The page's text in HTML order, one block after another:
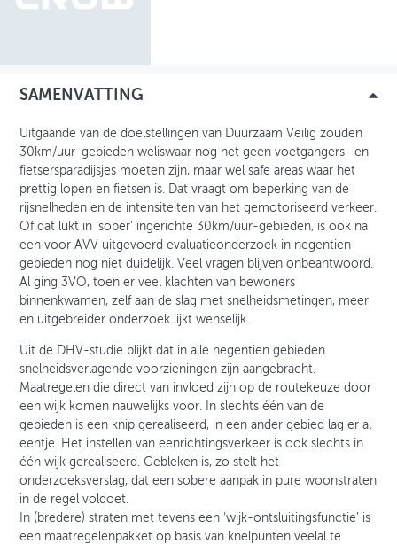
SAMENVATTING
Uitgaande van de doelstellingen van Duurzaam Veilig zouden
30km/uur-gebieden weliswaar nog net geen voetgangers- en
fietsersparadijsjes moeten zijn, maar wel safe areas waar het
prettig lopen en fietsen is. Dat vraagt om beperking van de
rijsnelheden en de intensiteiten van het gemotoriseerd verkeer.
Of dat lukt in ‘sober’ ingerichte 30km/uur-gebieden, is ook na
een voor AVV uitgevoerd evaluatieonderzoek in negentien
gebieden nog niet duidelijk. Veel vragen blijven onbeantwoord.
Al ging 3VO, toen er veel klachten van bewoners
binnenkwamen, zelf aan de slag met snelheidsmetingen, meer
en uitgebreider onderzoek lijkt wenselijk.
Uit de DHV-studie blijkt dat in alle negentien gebieden
snelheidsverlagende voorzieningen zijn aangebracht.
Maatregelen die direct van invloed zijn op de routekeuze door
een wijk komen nauwelijks voor. In slechts één van de
gebieden is een knip gerealiseerd, in een ander gebied lag er al
eentje. Het instellen van eenrichtingsverkeer is ook slechts in
één wijk gerealiseerd. Gebleken is, zo stelt het
onderzoeksverslag, dat een sobere aanpak in pure woonstraten
in de regel voldoet.
In (bredere) straten met tevens een ‘wijk-ontsluitingsfunctie’ is
een maatregelenpakket op basis van knelpunten veelal te